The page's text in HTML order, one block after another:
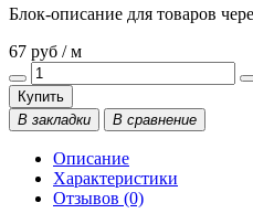
Блок-описание для товаров
67 руб / м
Купить
В закладки
В сравнение
Описание
Характеристики
Отзывов (0)